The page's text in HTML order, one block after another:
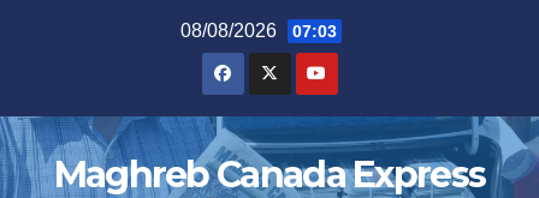
08/08/2026 07:03
Maghreb Canada Express